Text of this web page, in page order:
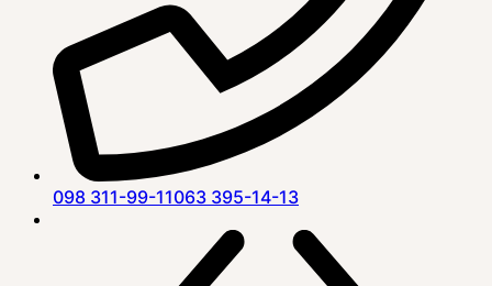
098 311-99-11063 395-14-13